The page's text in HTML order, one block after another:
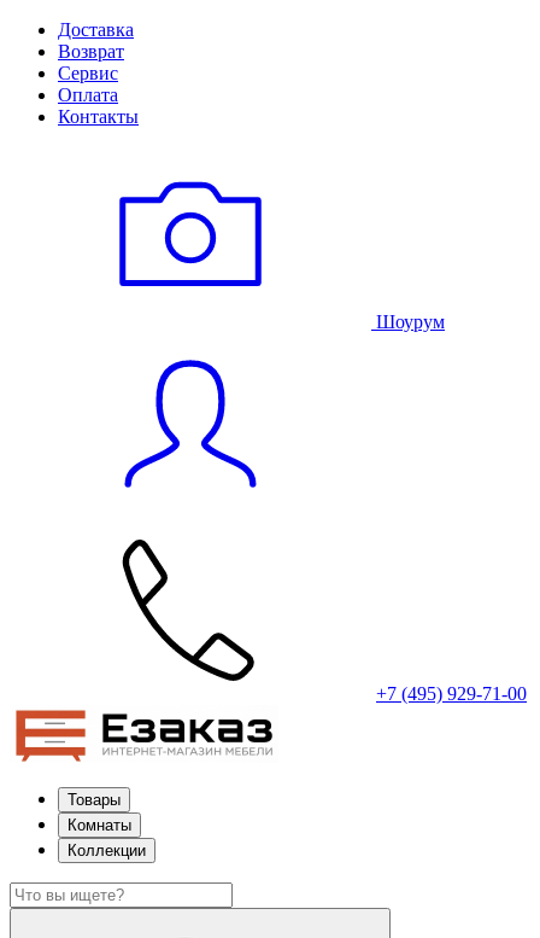
Доставка
Возврат
Сервис
Оплата
Контакты
Шоурум
+7 (495) 929-71-00
Товары
Комнаты
Коллекции